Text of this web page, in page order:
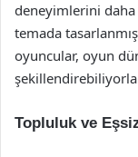
deneyimlerini
temada
oyuncular, oyun
Topluluk ve